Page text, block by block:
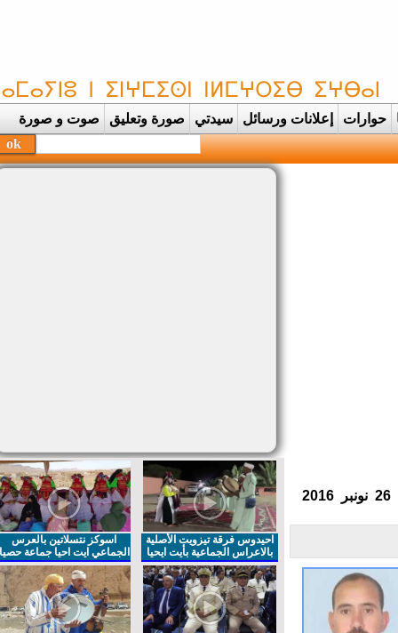
حوارات إعلانات ورسائل سيدتي صورة وتعليق صوت و صورة
احيدوس فرقة تيزويت الأصلية
بالاعراس الجماعية بأيت ايحيا
اسوكز نتسلاتين بالعرس
الجماعي ايت احيا جماعة حصيا